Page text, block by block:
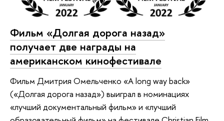
Фильм «Долгая дорога назад»
получает две награды на
американском кинофестивале
Фильм Дмитрия Омельченко «A long way back»
(«Долгая дорога назад») выиграл в номинациях
«лучший документальный фильм» и «лучший